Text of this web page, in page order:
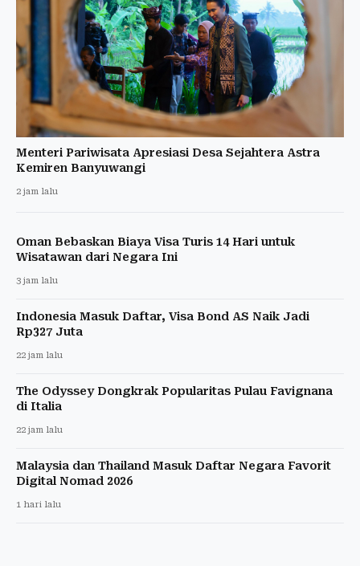
Menteri Pariwisata Apresiasi Desa Sejahtera Astra
Kemiren Banyuwangi
2 jam lalu
Oman Bebaskan Biaya Visa Turis 14 Hari untuk
Wisatawan dari Negara Ini
3 jam lalu
Indonesia Masuk Daftar, Visa Bond AS Naik Jadi
Rp327 Juta
22 jam lalu
The Odyssey Dongkrak Popularitas Pulau Favignana
di Italia
22 jam lalu
Malaysia dan Thailand Masuk Daftar Negara Favorit
Digital Nomad 2026
1 hari lalu